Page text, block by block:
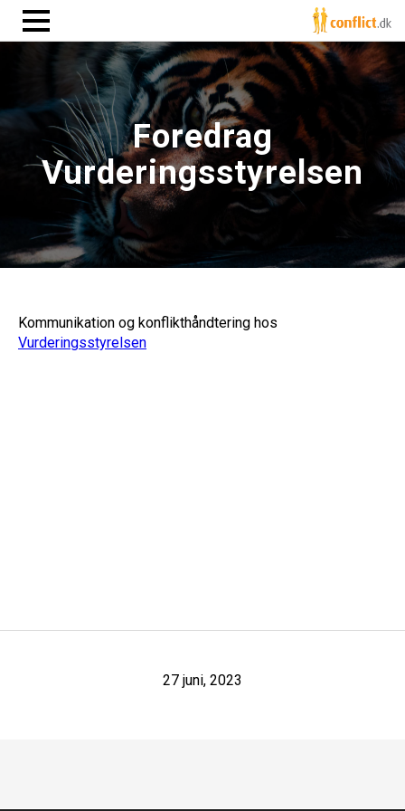
Foredrag
Vurderingsstyrelsen
Kommunikation og konflikthåndtering hos
Vurderingsstyrelsen
27 juni, 2023